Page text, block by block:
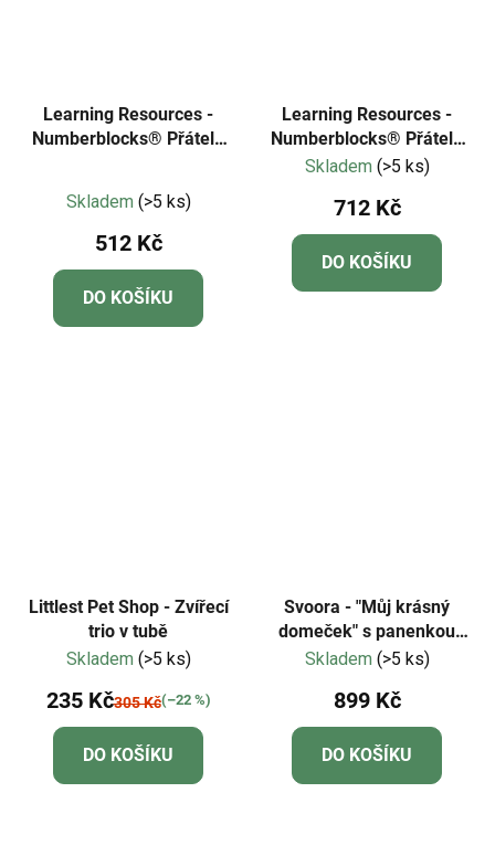
Learning Resources -
Numberblocks® Přátelé
hodnocení
produktu
je
5,0
z
Skladem (>5 ks)
512 Kč
DO KOŠÍKU
Learning Resources -
Numberblocks® Přátelé
od šesti do deseti
Skladem (>5 ks)
712 Kč
DO KOŠÍKU
Littlest Pet Shop - Zvířecí
trio v tubě
Skladem (>5 ks)
235 Kč305 Kč(–22 %)
DO KOŠÍKU
Svoora - "Můj krásný
domeček" s panenkou
Lora
Skladem (>5 ks)
899 Kč
DO KOŠÍKU